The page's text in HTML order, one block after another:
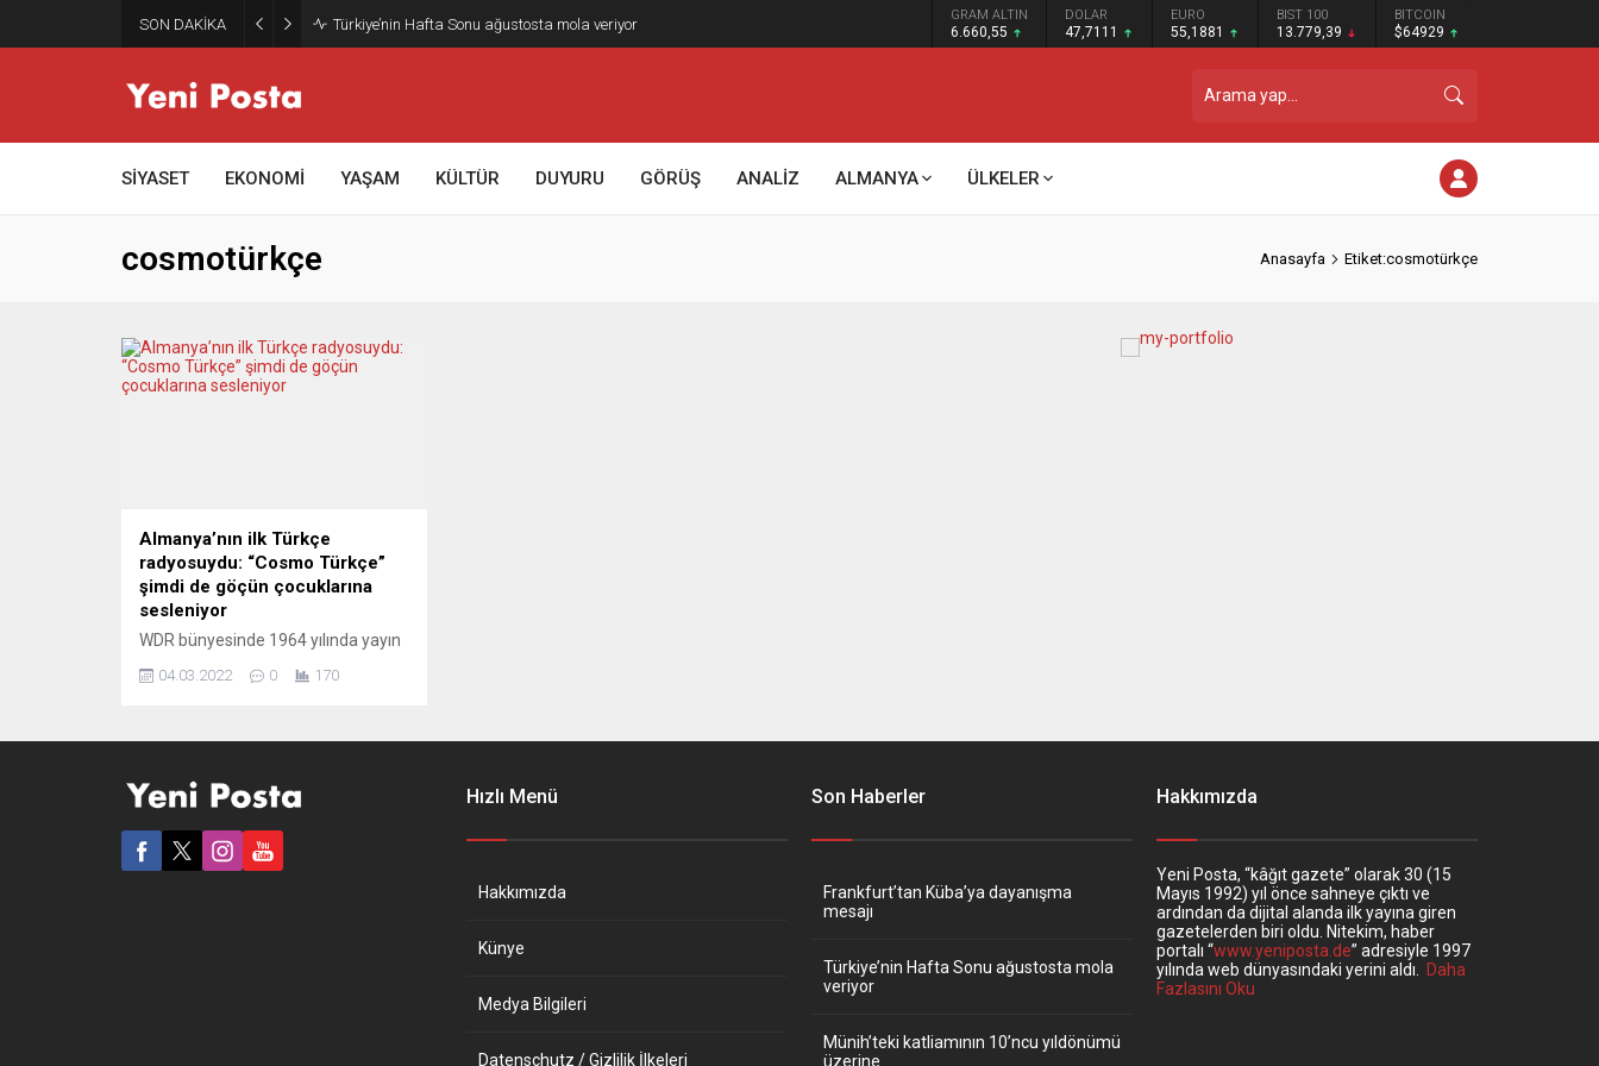
SON DAKİKA Türkiye’nin Hafta Sonu ağustosta mola veriyor GRAM ALTIN
6.660,55
DOLAR
47,7111
EURO
55,1881
BIST 100
13.779,39
BITCOIN
$64929
SİYASET EKONOMİ YAŞAM KÜLTÜR DUYURU GÖRÜŞ ANALİZ ALMANYA ÜLKELER
cosmotürkçe Anasayfa Etiket:cosmotürkçe
Almanya’nın ilk Türkçe
radyosuydu: “Cosmo Türkçe”
şimdi de göçün çocuklarına
sesleniyor
WDR bünyesinde 1964 yılında yayın
hayatına başlayan ve ülkedeki ilk
Türkçe yayın olma özelliği taşıyan
yayınlanıyor. İlk kuşakla başlayan
serüvende Cosmo Türkçe şimdi de
göçün çocuklarına sesleniyor. Yeni
Posta gazetesinin YouTube
04.03.2022 0 170
Hızlı Menü
Hakkımızda
Künye
Medya Bilgileri
Datenschutz / Gizlilik İlkeleri
Son Haberler
Frankfurt’tan Küba’ya dayanışma
mesajı
Türkiye’nin Hafta Sonu ağustosta mola
veriyor
Münih’teki katliamının 10’ncu yıldönümü
üzerine
Hakkımızda
Yeni Posta, “kâğıt gazete” olarak 30 (15
Mayıs 1992) yıl önce sahneye çıktı ve
ardından da dijital alanda ilk yayına giren
gazetelerden biri oldu. Nitekim, haber
portalı “www.yeniposta.de” adresiyle 1997
yılında web dünyasındaki yerini aldı. Daha
Fazlasını Oku